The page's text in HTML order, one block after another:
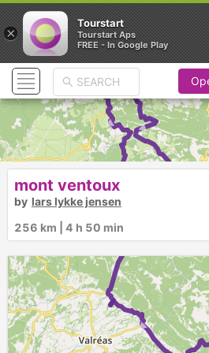
►
► ► ►
►
mont ventoux
by lars lykke jensen
256 km | 4 h 50 min
×
Tourstart
Tourstart Aps
FREE - In Google Play